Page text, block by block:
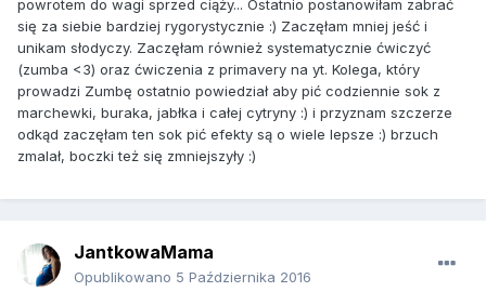
powrotem do wagi sprzed ciąży... Ostatnio postanowiłam zabrać
się za siebie bardziej rygorystycznie :) Zaczęłam mniej jeść i
unikam słodyczy. Zaczęłam również systematycznie ćwiczyć
(zumba <3) oraz ćwiczenia z primavery na yt. Kolega, który
prowadzi Zumbę ostatnio powiedział aby pić codziennie sok z
marchewki, buraka, jabłka i całej cytryny :) i przyznam szczerze
odkąd zaczęłam ten sok pić efekty są o wiele lepsze :) brzuch
zmalał, boczki też się zmniejszyły :)
JantkowaMama
Opublikowano 5 Października 2016